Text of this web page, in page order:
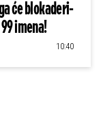
će blokaderi-
imena!
10:40